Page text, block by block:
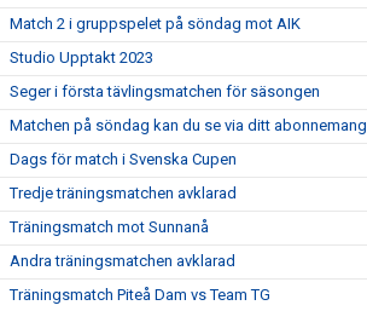
Match 2 i gruppspelet på söndag mot AIK
Studio Upptakt 2023
Seger i första tävlingsmatchen för säsongen
Matchen på söndag kan du se via ditt abonnemang
Dags för match i Svenska Cupen
Tredje träningsmatchen avklarad
Träningsmatch mot Sunnanå
Andra träningsmatchen avklarad
Träningsmatch Piteå Dam vs Team TG